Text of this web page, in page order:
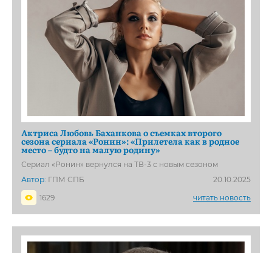
Актриса Любовь Баханкова о съемках второго
сезона сериала «Ронин»: «Прилетела как в родное
место – будто на малую родину»
Сериал «Ронин» вернулся на ТВ-3 с новым сезоном
Автор: ГПМ СПБ
20.10.2025
1629
читать новость